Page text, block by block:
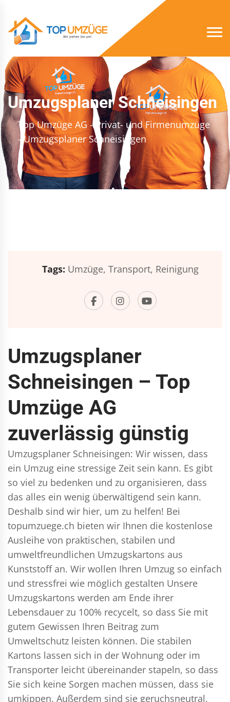
Umzugsplaner Schneisingen
Top Umzüge AG - Privat- und Firmenumzüge
- Umzugsplaner Schneisingen
Tags: Umzüge, Transport, Reinigung
Umzugsplaner
Schneisingen – Top
Umzüge AG
zuverlässig günstig
Umzugsplaner Schneisingen: Wir wissen, dass
ein Umzug eine stressige Zeit sein kann. Es gibt
so viel zu bedenken und zu organisieren, dass
das alles ein wenig überwältigend sein kann.
Deshalb sind wir hier, um zu helfen! Bei
topumzuege.ch bieten wir Ihnen die kostenlose
Ausleihe von praktischen, stabilen und
umweltfreundlichen Umzugskartons aus
Kunststoff an. Wir wollen Ihren Umzug so einfach
und stressfrei wie möglich gestalten Unsere
Umzugskartons werden am Ende ihrer
Lebensdauer zu 100% recycelt, so dass Sie mit
gutem Gewissen Ihren Beitrag zum
Umweltschutz leisten können. Die stabilen
Kartons lassen sich in der Wohnung oder im
Transporter leicht übereinander stapeln, so dass
Sie sich keine Sorgen machen müssen, dass sie
umkippen. Außerdem sind sie geruchsneutral.